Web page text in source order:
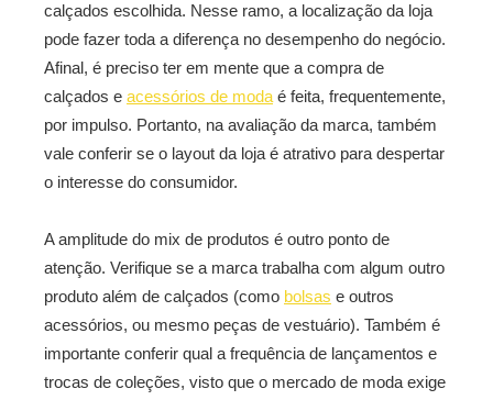
calçados escolhida. Nesse ramo, a localização da loja
pode fazer toda a diferença no desempenho do negócio.
Afinal, é preciso ter em mente que a compra de
calçados e acessórios de moda é feita, frequentemente,
por impulso. Portanto, na avaliação da marca, também
vale conferir se o layout da loja é atrativo para despertar
o interesse do consumidor.
A amplitude do mix de produtos é outro ponto de
atenção. Verifique se a marca trabalha com algum outro
produto além de calçados (como bolsas e outros
acessórios, ou mesmo peças de vestuário). Também é
importante conferir qual a frequência de lançamentos e
trocas de coleções, visto que o mercado de moda exige